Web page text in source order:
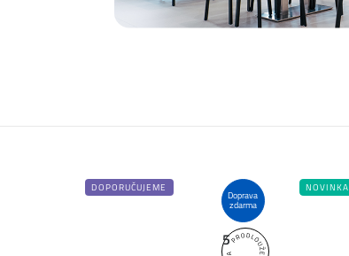
Doprava
zdarma
5
DOPORUČUJEME NOVINKA